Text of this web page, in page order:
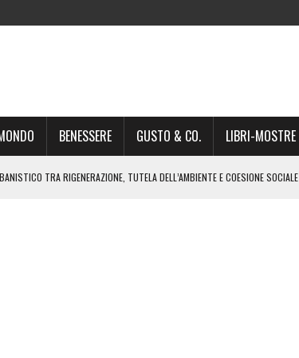
BENESSERE GUSTO & CO. LIBRI-MOSTRE
TRA RIGENERAZIONE, TUTELA DELL’AMBIENTE E COESIONE SOCIALE
GIONCHETTI SOMMELIER DEL CALABRESE “QAFIZ”
IL RITORNO. L’OPERA DI KIROLES BOSHRA È VITA VERA
PARTE DI STAGIONE TEATRALE CON CLAUDIO MORICI SABATO 20
GIACOMO MATTEOTTI: “VITTIMA DELLA FURIA FASCISTA”